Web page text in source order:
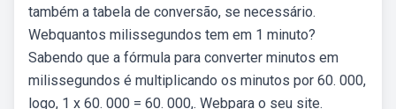
também a tabela de conversão, se necessário.
Webquantos milissegundos tem em 1 minuto?
Sabendo que a fórmula para converter minutos em
milissegundos é multiplicando os minutos por 60. 000,
logo, 1 x 60. 000 = 60. 000,. Webpara o seu site.